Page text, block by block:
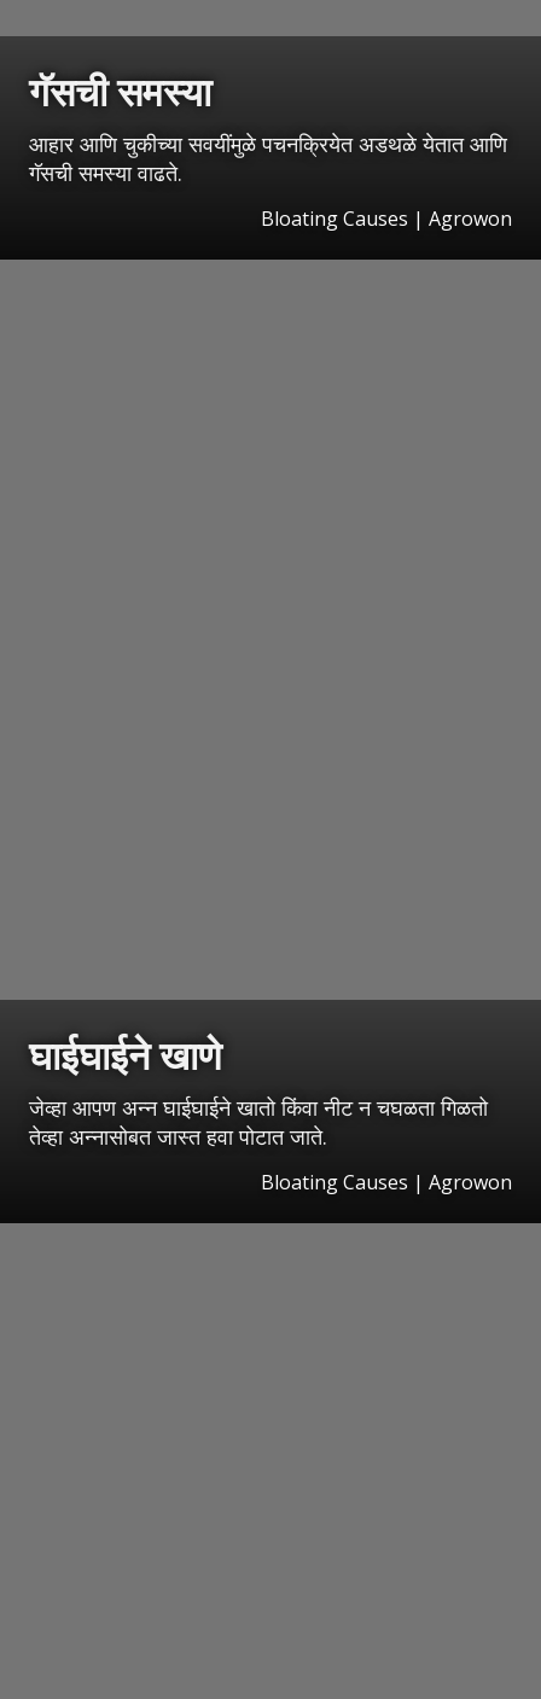
गॅसची समस्या
आहार आणि चुकीच्या सवयींमुळे पचनक्रियेत अडथळे येतात आणि
गॅसची समस्या वाढते.
Bloating Causes | Agrowon
घाईघाईने खाणे
जेव्हा आपण अन्न घाईघाईने खातो किंवा नीट न चघळता गिळतो
तेव्हा अन्नासोबत जास्त हवा पोटात जाते.
Bloating Causes | Agrowon